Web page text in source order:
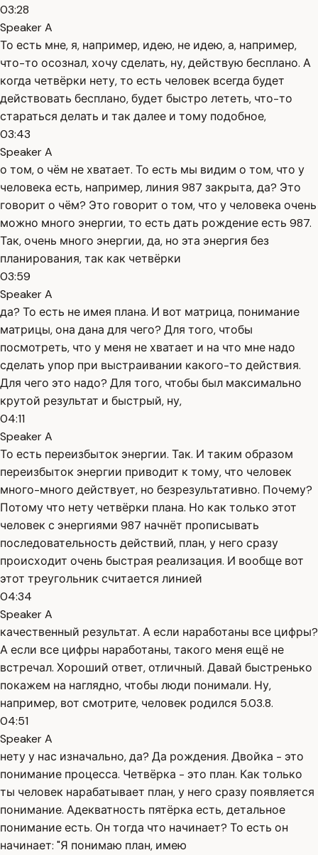
03:28
Speaker A
То есть мне, я, например, идею, не идею, а, например,
что-то осознал, хочу сделать, ну, действую бесплано. А
когда четвёрки нету, то есть человек всегда будет
действовать бесплано, будет быстро лететь, что-то
стараться делать и так далее и тому подобное,
03:43
Speaker A
о том, о чём не хватает. То есть мы видим о том, что у
человека есть, например, линия 987 закрыта, да? Это
говорит о чём? Это говорит о том, что у человека очень
можно много энергии, то есть дать рождение есть 987.
Так, очень много энергии, да, но эта энергия без
планирования, так как четвёрки
03:59
Speaker A
да? То есть не имея плана. И вот матрица, понимание
матрицы, она дана для чего? Для того, чтобы
посмотреть, что у меня не хватает и на что мне надо
сделать упор при выстраивании какого-то действия.
Для чего это надо? Для того, чтобы был максимально
крутой результат и быстрый, ну,
04:11
Speaker A
То есть переизбыток энергии. Так. И таким образом
переизбыток энергии приводит к тому, что человек
много-много действует, но безрезультативно. Почему?
Потому что нету четвёрки плана. Но как только этот
человек с энергиями 987 начнёт прописывать
последовательность действий, план, у него сразу
происходит очень быстрая реализация. И вообще вот
этот треугольник считается линией
04:34
Speaker A
качественный результат. А если наработаны все цифры?
А если все цифры наработаны, такого меня ещё не
встречал. Хороший ответ, отличный. Давай быстренько
покажем на наглядно, чтобы люди понимали. Ну,
например, вот смотрите, человек родился 5.03.8.
04:51
Speaker A
нету у нас изначально, да? Да рождения. Двойка - это
понимание процесса. Четвёрка - это план. Как только
ты человек нарабатывает план, у него сразу появляется
понимание. Адекватность пятёрка есть, детальное
понимание есть. Он тогда что начинает? То есть он
начинает: "Я понимаю план, имею